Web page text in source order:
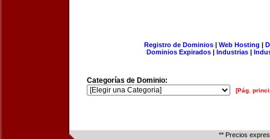
Registro de Dominios| Web Hosting |
Dominios Expirados | Industrias |
Categorías de Dominio:
[Pág.
** Precios